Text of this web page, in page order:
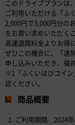
このドライブプランは
ご利用いただける「ふ
2,000円で3,000円分の
をお買い求めいただく
高速道路料金よりお得
ぜひこの機会に、「速
申し込みいただき、福
※1「ふくいはぴコイン
認ください。
商品概要
ご利用期間 2024